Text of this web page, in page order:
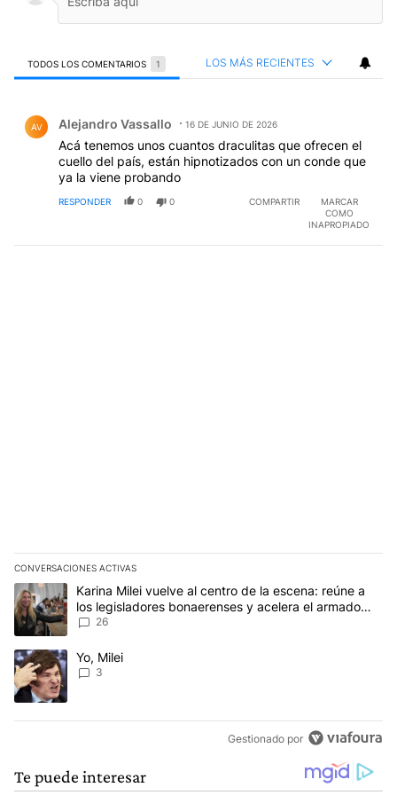
TODOS LOS COMENTARIOS 1 LOS MÁS RECIENTES
AV Alejandro Vassallo 16 DE JUNIO DE 2026
Acá tenemos unos cuantos draculitas que ofrecen el
cuello del país, están hipnotizados con un conde que
ya la viene probando
RESPONDER 0 0 COMPARTIR
MARCAR
COMO
INAPROPIADO
CONVERSACIONES ACTIVAS
Este listado muestra los artículos con más comentarios en los
Un artículo de tendencia con el título "Karina Milei vuelve al
Karina Milei vuelve al centro de la escena: reúne a
los legisladores bonaerenses y acelera el armado
para 2027
26
Un artículo de tendencia con el título "Yo, Milei" con 3
Yo, Milei
3
Gestionado por